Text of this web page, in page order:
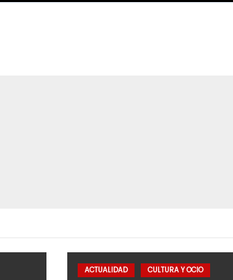
ACTUALIDAD CULTURA Y OCIO